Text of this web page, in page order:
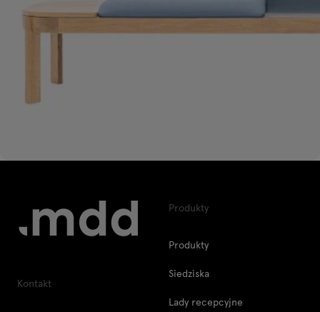
Kontakt
Produkty
Produkty
Siedziska
Lady recepcyjne